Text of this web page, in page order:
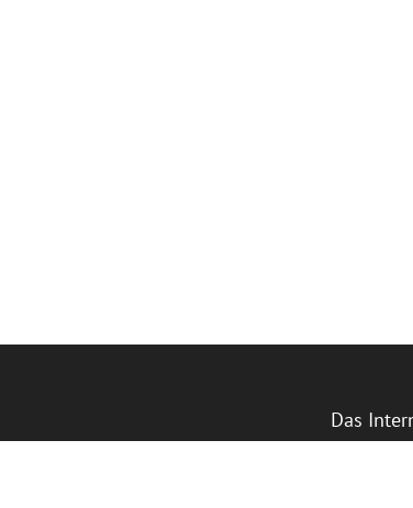
Das
eines